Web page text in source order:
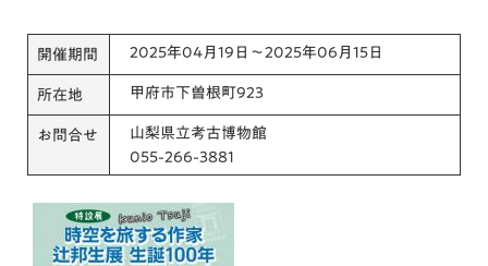
開催期間 2025年04月19日～2025年06月15日
所在地 甲府市下曽根町923
お問合せ
山梨県立考古博物館
055-266-3881